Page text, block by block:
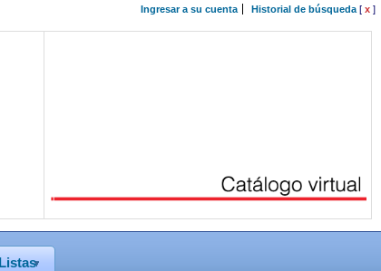
Ingresar a su cuenta Historial de búsqueda[ x ]
Listas